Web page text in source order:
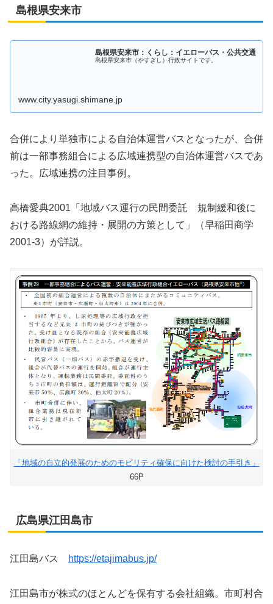
島根県安来市
島根県安来市：くらし：イエローバス・公共交通
島根県安来市（やすぎし）行政サイトです。
www.city.yasugi.shimane.jp
合併により単独市による自治体運営バスとなったが、合併
前は一部事務組合による広域連携型の自治体運営バスであ
った。広域連携の注目事例。
高橋愛典2001「地域バス運行の民間委託 規制緩和後に
おける路線網の維持・展開の方策として」（早稲田商学
2001-3）が詳説。
「地域の自立的発展のためのモビリティ確保に向けた検討の手引き」
66P
広島県江田島市
江田島バス https://etajimabus.jp/
江田島市が株式のほとんどを保有する会社組織。市町村合